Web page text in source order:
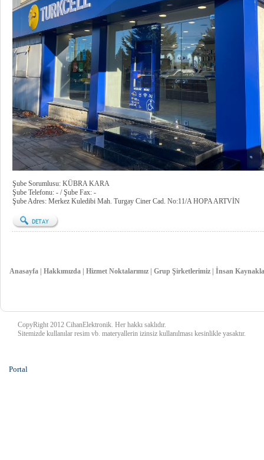
Şube Sorumlusu: KÜBRA KARA
Şube Telefonu: - / Şube Fax: -
Şube Adres: Merkez Kuledibi Mah. Turgay Ciner Cad. No:11/A HOPA ARTVİN
Anasayfa Hakkımızda Hizmet Noktalarımız Grup Şirketlerimiz İnsan
CopyRight 2012 CihanElektronik. Her hakkı saklıdır.
Sitemizde kullanılar resim vb. materyallerin izinsiz kullanılması kesinlikle yasaktır.
Portal